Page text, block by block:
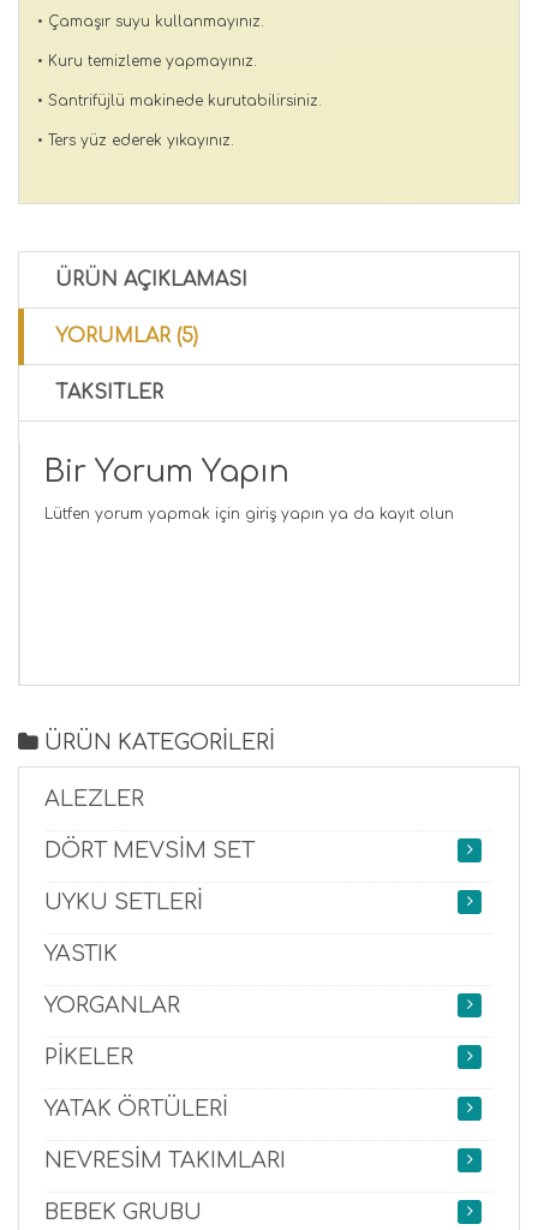
• Çamaşır suyu kullanmayınız.
• Kuru temizleme yapmayınız.
• Santrifüjlü makinede kurutabilirsiniz.
• Ters yüz ederek yıkayınız.
ÜRÜN AÇIKLAMASI
YORUMLAR (5)
TAKSITLER
Bir Yorum Yapın
Lütfen yorum yapmak için giriş yapın ya da kayıt olun
ÜRÜN KATEGORİLERİ
ALEZLER
DÖRT MEVSİM SET
UYKU SETLERİ
YASTIK
YORGANLAR
PİKELER
YATAK ÖRTÜLERİ
NEVRESİM TAKIMLARI
BEBEK GRUBU